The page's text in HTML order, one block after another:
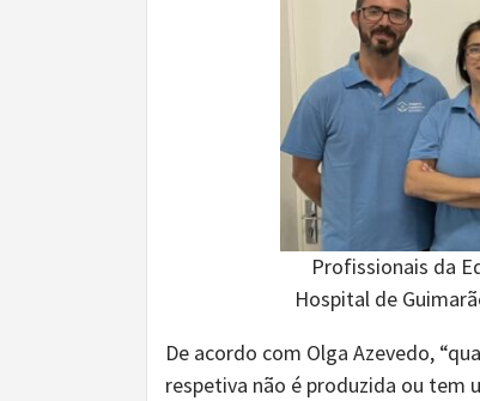
Profissionais da
Hospital de
De acordo com Olga Azevedo,
respetiva não é produzida ou tem